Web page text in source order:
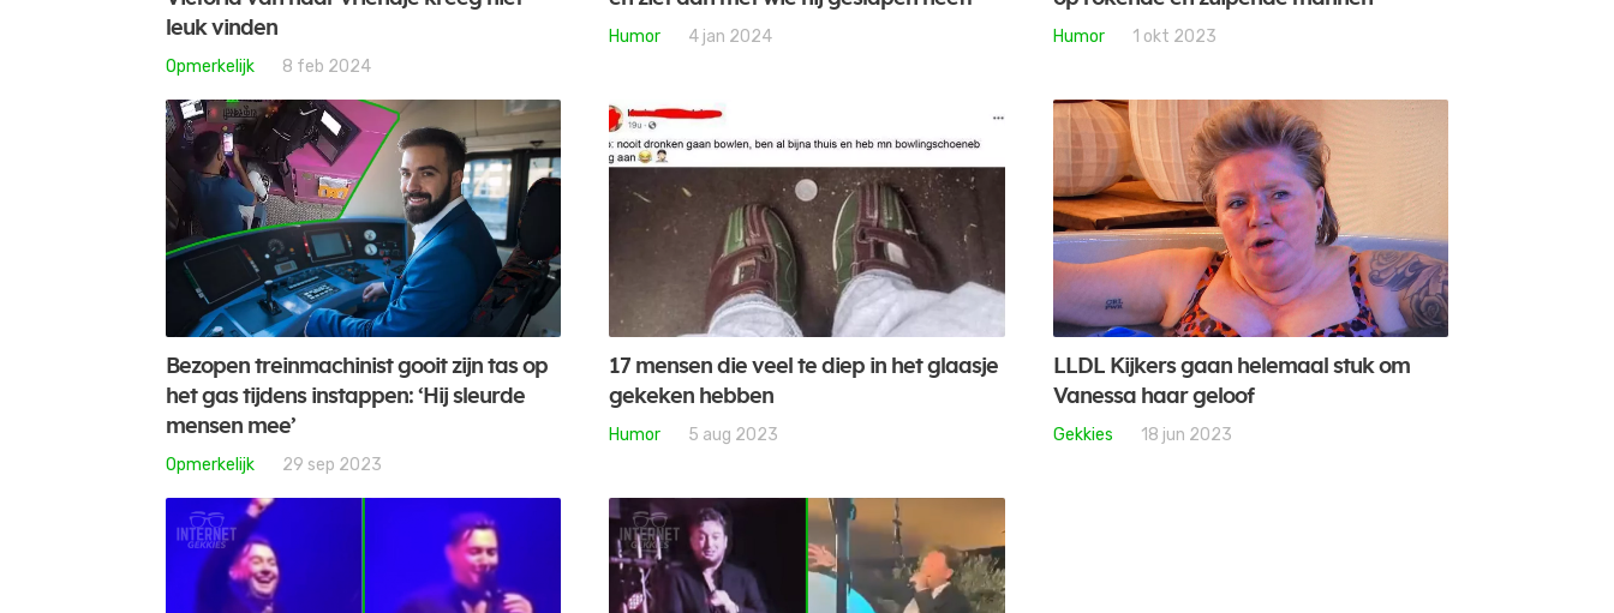
leuk vinden
Opmerkelijk 8 feb 2024
Humor 4 jan 2024 Humor 1 okt 2023
Bezopen treinmachinist gooit zijn tas op
het gas tijdens instappen: ‘Hij sleurde
mensen mee’
Opmerkelijk 29 sep 2023
17 mensen die veel te diep in het glaasje
gekeken hebben
Humor 5 aug 2023
LLDL Kijkers gaan helemaal stuk om
Vanessa haar geloof
Gekkies 18 jun 2023